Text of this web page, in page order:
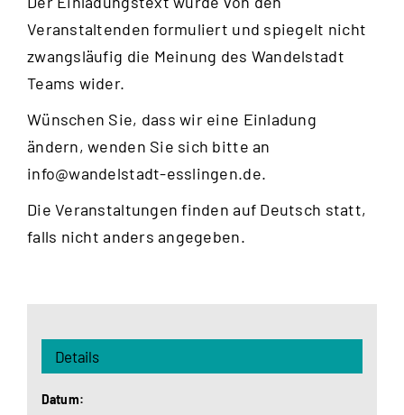
Veranstaltenden formuliert und spiegelt nicht
zwangsläufig die Meinung des Wandelstadt
Teams wider.
Wünschen Sie, dass wir eine Einladung
ändern, wenden Sie sich bitte an
info@wandelstadt-esslingen.de.
Die Veranstaltungen finden auf Deutsch statt,
falls nicht anders angegeben.
Details
Datum: